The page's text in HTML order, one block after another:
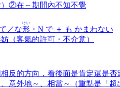
②在～期間內不知不覺
／な形
けい
・N で ＋ も かまわない
（客氣的許可・不介意）
相反的方向，看後面是肯定還是
意外地～、相當～（重點是「超